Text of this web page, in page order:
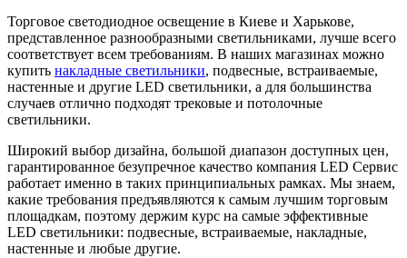
Торговое светодиодное освещение в Киеве и Харькове,
представленное разнообразными светильниками, лучше всего
соответствует всем требованиям. В наших магазинах можно
купить накладные светильники, подвесные, встраиваемые,
настенные и другие LED светильники, а для большинства
случаев отлично подходят трековые и потолочные
светильники.
Широкий выбор дизайна, большой диапазон доступных цен,
гарантированное безупречное качество компания LED Сервис
работает именно в таких принципиальных рамках. Мы знаем,
какие требования предъявляются к самым лучшим торговым
площадкам, поэтому держим курс на самые эффективные
LED светильники: подвесные, встраиваемые, накладные,
настенные и любые другие.